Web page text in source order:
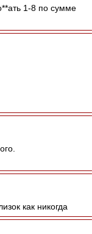
1-8 по сумме
как никогда